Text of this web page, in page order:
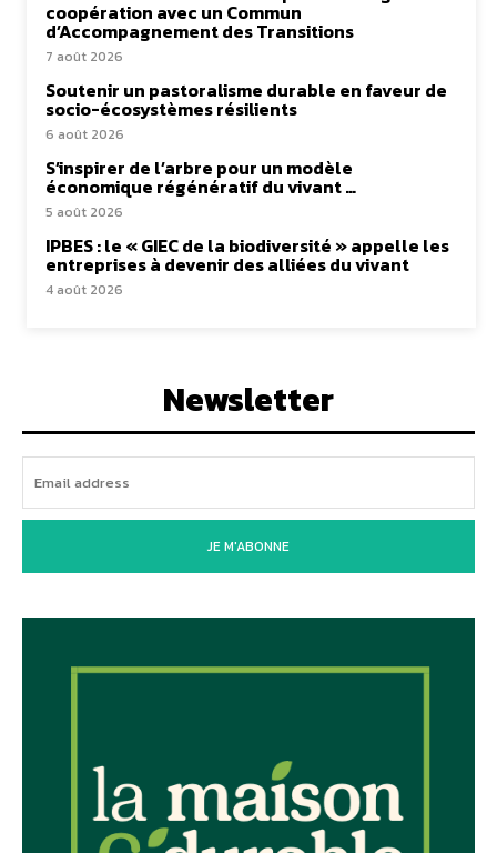
coopération avec un Commun
d’Accompagnement des Transitions
7 août 2026
Soutenir un pastoralisme durable en faveur de
socio-écosystèmes résilients
6 août 2026
S’inspirer de l’arbre pour un modèle
économique régénératif du vivant …
5 août 2026
IPBES : le « GIEC de la biodiversité » appelle les
entreprises à devenir des alliées du vivant
4 août 2026
Newsletter
JE M'ABONNE